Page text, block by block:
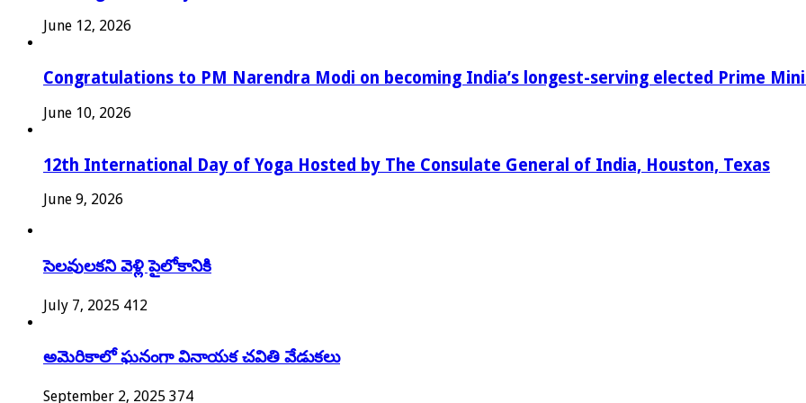
June 12, 2026
Congratulations to PM Narendra Modi on becoming India’s longest-serving elected Prime
June 10, 2026
12th International Day of Yoga Hosted by The Consulate General of India, Houston, Texas
June 9, 2026
సెలవులకని వెళ్లి పైలోకానికి
July 7, 2025 412
అమెరికాలో ఘనంగా వినాయక చవితి వేడుకలు
September 2, 2025 374